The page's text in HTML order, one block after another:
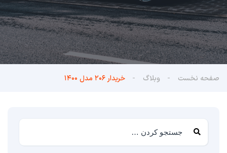
صفحه نخست وبلاگ خریدار ۲۰۶ مدل ۱۴۰۰